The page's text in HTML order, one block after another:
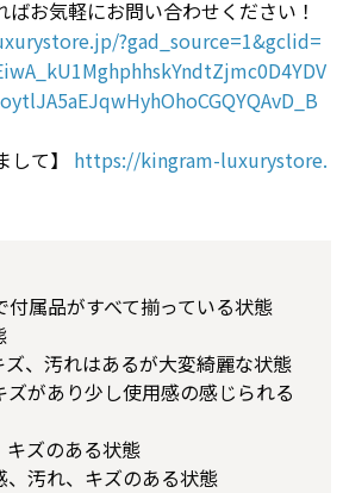
ばお気軽にお問い合わせください！
?gad_source=1&gclid=
して】 https://kingram-luxurystore.
付属品がすべて揃っている状態
、汚れはあるが大変綺麗な状態
があり少し使用感の感じられる
キズのある状態
、汚れ、キズのある状態